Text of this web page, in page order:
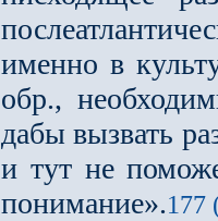
именно в
обр.,
дабы вызвать
и тут не
понимание».177